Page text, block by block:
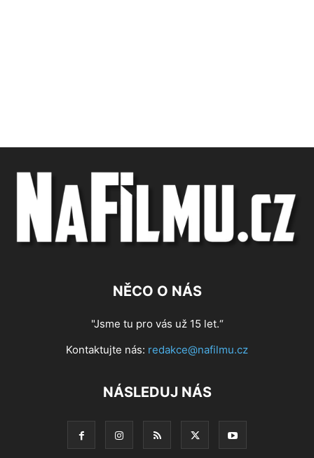
NĚCO O NÁS
"Jsme tu pro vás už 15 let.“
Kontaktujte nás: redakce@nafilmu.cz
NÁSLEDUJ NÁS